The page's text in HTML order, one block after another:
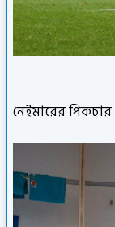
নেইমারের